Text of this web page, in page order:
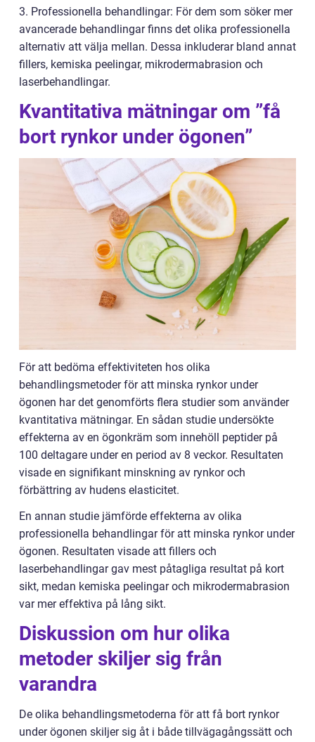
3. Professionella behandlingar: För dem som söker mer
avancerade behandlingar finns det olika professionella
alternativ att välja mellan. Dessa inkluderar bland annat
fillers, kemiska peelingar, mikrodermabrasion och
laserbehandlingar.
Kvantitativa mätningar om ”få
bort rynkor under ögonen”
För att bedöma effektiviteten hos olika
behandlingsmetoder för att minska rynkor under
ögonen har det genomförts flera studier som använder
kvantitativa mätningar. En sådan studie undersökte
effekterna av en ögonkräm som innehöll peptider på
100 deltagare under en period av 8 veckor. Resultaten
visade en signifikant minskning av rynkor och
förbättring av hudens elasticitet.
En annan studie jämförde effekterna av olika
professionella behandlingar för att minska rynkor under
ögonen. Resultaten visade att fillers och
laserbehandlingar gav mest påtagliga resultat på kort
sikt, medan kemiska peelingar och mikrodermabrasion
var mer effektiva på lång sikt.
Diskussion om hur olika
metoder skiljer sig från
varandra
De olika behandlingsmetoderna för att få bort rynkor
under ögonen skiljer sig åt i både tillvägagångssätt och